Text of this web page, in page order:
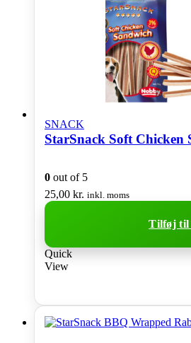
SNACK
StarSnack Soft Chicken
0 out of 5
25,00 kr. inkl. moms
Tilføj til
Quick
View